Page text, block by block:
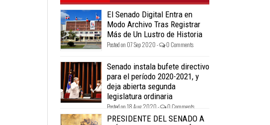
El Senado Digital Entra en
Modo Archivo Tras Registrar
Más de Un Lustro de Historia
Posted on 07 Sep 2020 - 0 Comments
Senado instala bufete directivo
para el período 2020-2021, y
deja abierta segunda
legislatura ordinaria
Posted on 18 Aug 2020 - 0 Comments
PRESIDENTE DEL SENADO A